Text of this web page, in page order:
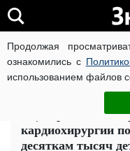
Продолжая
ознакомились с
использованием файлов
ВОЙНА РОССИИ
Политика
"Центр детской
кардиохирургии
десяткам тысяч